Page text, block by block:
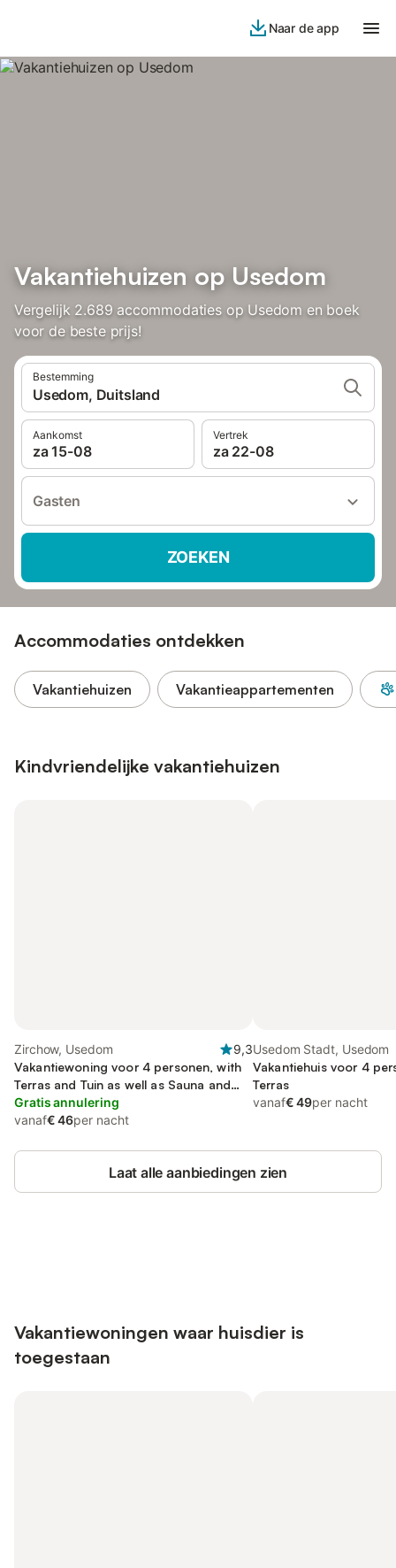
Naar de app
Vakantiehuizen op Usedom
Vergelijk 2.689 accommodaties op Usedom en boek
voor de beste prijs!
Bestemming
Usedom, Duitsland
Aankomst
za 15-08
Vertrek
za 22-08
Gasten
ZOEKEN
Accommodaties ontdekken
Vakantiehuizen Vakantieappartementen
Kindvriendelijke vakantiehuizen
Zirchow, Usedom
9,3
Vakantiewoning voor 4 personen, with
Terras and Tuin as well as Sauna and
Uitzicht
Gratis annulering
vanaf€ 46per nacht
Usedom Stadt, Usedom
Vakantiehuis voor 4
Terras
vanaf€ 49per nacht
Laat alle aanbiedingen zien
Vakantiewoningen waar huisdier is
toegestaan